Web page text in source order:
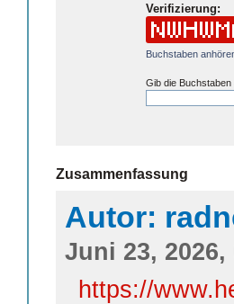
Verifizierung:
Buchstaben
Gib die Buchstaben
Zusammenfassung
Autor:
Juni 23, 2026,
https://